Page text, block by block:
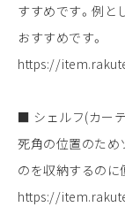
すすめです。例と
おすすめです。
https://
■ シェルフ(カー
死角の位置のため
のを収納するのに
https://